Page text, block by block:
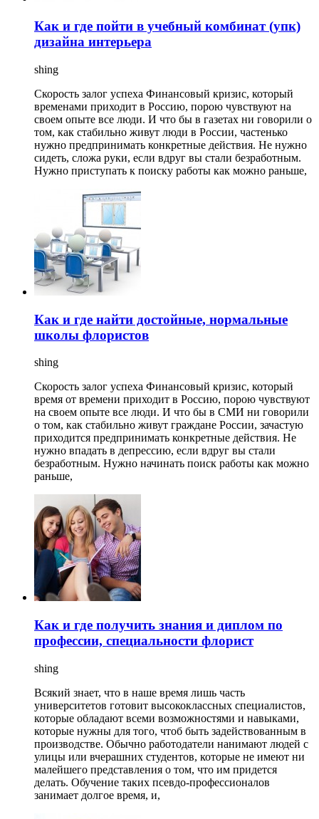
Как и где пойти в учебный комбинат (упк)
дизайна интерьера
shing
Скорость залог успеха Финансовый кризис, который
временами приходит в Россию, порою чувствуют на
своем опыте все люди. И что бы в газетах ни говорили о
том, как стабильно живут люди в России, частенько
нужно предпринимать конкретные действия. Не нужно
сидеть, сложа руки, если вдруг вы стали безработным.
Нужно приступать к поиску работы как можно раньше,
Как и где найти достойные, нормальные
школы флористов
shing
Скорость залог успеха Финансовый кризис, который
время от времени приходит в Россию, порою чувствуют
на своем опыте все люди. И что бы в СМИ ни говорили
о том, как стабильно живут граждане России, зачастую
приходится предпринимать конкретные действия. Не
нужно впадать в депрессию, если вдруг вы стали
безработным. Нужно начинать поиск работы как можно
раньше,
Как и где получить знания и диплом по
профессии, специальности флорист
shing
Всякий знает, что в наше время лишь часть
университетов готовит высококлассных специалистов,
которые обладают всеми возможностями и навыками,
которые нужны для того, чтоб быть задействованным в
производстве. Обычно работодатели нанимают людей с
улицы или вчерашних студентов, которые не имеют ни
малейшего представления о том, что им придется
делать. Обучение таких псевдо-профессионалов
занимает долгое время, и,